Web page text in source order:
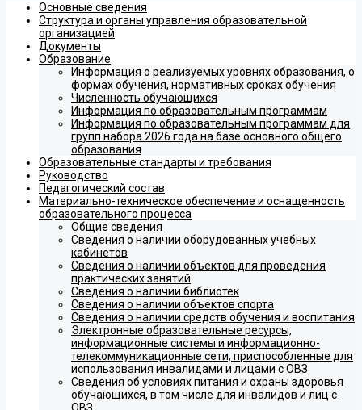
Основные сведения
Структура и органы управления образовательной
организацией
Документы
Образование
Информация о реализуемых уровнях образования, о
формах обучения, нормативных сроках обучения
Численность обучающихся
Информация по образовательным программам
Информация по образовательным программам для
групп набора 2026 года на базе основного общего
образования
Образовательные стандарты и требования
Руководство
Педагогический состав
Материально-техническое обеспечение и оснащенность
образовательного процесса
Общие сведения
Сведения о наличии оборудованных учебных
кабинетов
Сведения о наличии объектов для проведения
практических занятий
Сведения о наличии библиотек
Сведения о наличии объектов спорта
Сведения о наличии средств обучения и воспитания
Электронные образовательные ресурсы,
информационные системы и информационно-
телекоммуникационные сети, приспособленные для
использования инвалидами и лицами с ОВЗ
Сведения об условиях питания и охраны здоровья
обучающихся, в том числе для инвалидов и лиц с